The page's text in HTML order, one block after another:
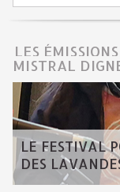
LES
MISTRAL
LE FESTIVAL
DES